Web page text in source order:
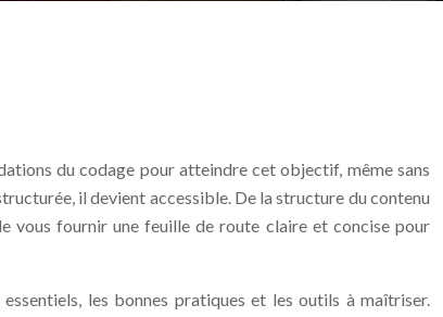
du codage pour atteindre cet objectif, même sans
il devient accessible. De la structure du contenu
vous fournir une feuille de route claire et concise pour
les bonnes pratiques et les outils à maîtriser.